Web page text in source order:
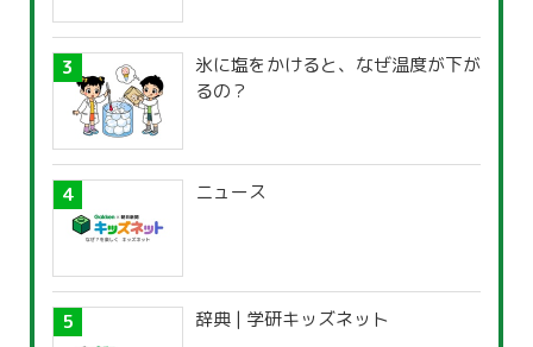
氷に塩をかけると、なぜ温度が下が
るの？
ニュース
辞典 | 学研キッズネット